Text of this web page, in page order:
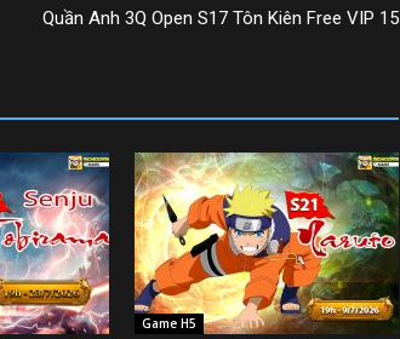
Quần Anh 3Q Open S17 Tôn Kiên Free VIP 15
Game H5